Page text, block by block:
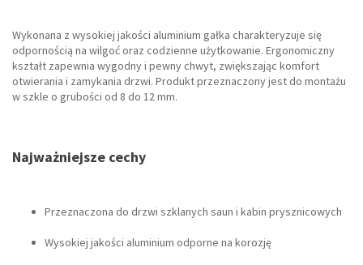
Wykonana z wysokiej jakości aluminium gałka charakteryzuje się
odpornością na wilgoć oraz codzienne użytkowanie. Ergonomiczny
kształt zapewnia wygodny i pewny chwyt, zwiększając komfort
otwierania i zamykania drzwi. Produkt przeznaczony jest do montażu
w szkle o grubości od 8 do 12 mm.
Najważniejsze cechy
Przeznaczona do drzwi szklanych saun i kabin prysznicowych
Wysokiej jakości aluminium odporne na korozję